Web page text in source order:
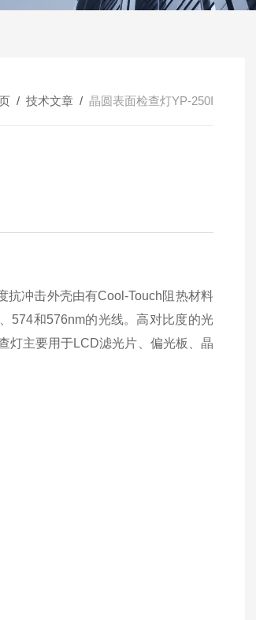
/ 技术文章 / 晶圆表面检查灯YP-250I
抗冲击外壳由有Cool-Touch阻热材料
574和576nm的光线。高对比度的光
灯主要用于LCD滤光片、偏光板、晶